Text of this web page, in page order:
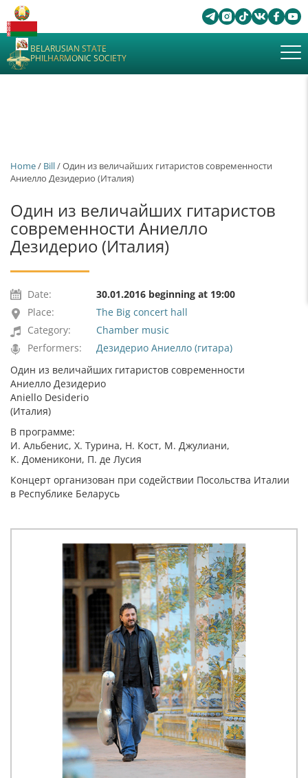
BELARUSIAN STATE
PHILHARMONIC SOCIETY
Home/ Bill/ Один из величайших гитаристов современности
Аниелло Дезидерио (Италия)
Один из величайших гитаристов
современности Аниелло
Дезидерио (Италия)
Date:
30.01.2016 beginning at 19:00
Place:
The Big concert hall
Category:
Chamber music
Performers:
Дезидерио Аниелло (гитара)
Один из величайших гитаристов современности
Аниелло Дезидерио
Aniello Desiderio
(Италия)
В программе:
И. Альбенис, Х. Турина, Н. Кост, М. Джулиани,
К. Доменикони, П. де Лусия
Концерт организован при содействии Посольства Италии
в Республике Беларусь